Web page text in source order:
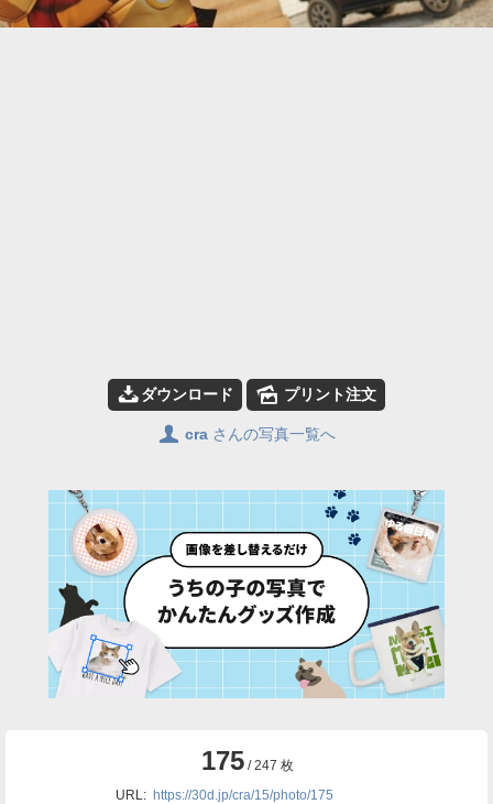
📥ダウンロード 🌄 プリント注文
👤 cra さんの写真一覧へ
175/ 247 枚
URL: https://30d.jp/cra/15/photo/175